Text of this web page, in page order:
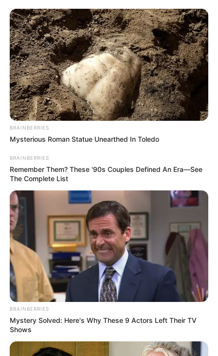
BRAINBERRIES
Mysterious Roman Statue Unearthed In Toledo
BRAINBERRIES
Remember Them? These '90s Couples Defined An Era—See
The Complete List
BRAINBERRIES
Mystery Solved: Here's Why These 9 Actors Left Their TV
Shows